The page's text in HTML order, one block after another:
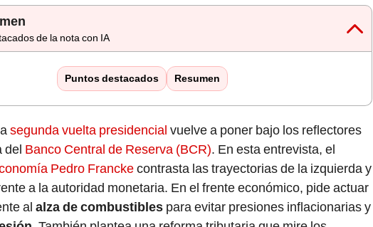
de la nota con IA
Puntos destacados Resumen
segunda vuelta presidencial vuelve a poner bajo los reflectores
del Banco Central de Reserva (BCR). En esta entrevista, el
Pedro Franckecontrasta las trayectorias de la izquierda y
a la autoridad monetaria. En el frente económico, pide actuar
al alza de combustibles para evitar presiones inflacionarias y